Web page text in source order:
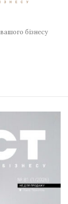
бізнесу